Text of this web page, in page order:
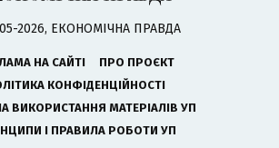
2026, ЕКОНОМІЧНА ПРАВДА
НА САЙТІ
ПРО ПРОЄКТ
КОНФІДЕНЦІЙНОСТІ
ВИКОРИСТАННЯ МАТЕРІАЛІВ УП
І ПРАВИЛА РОБОТИ УП